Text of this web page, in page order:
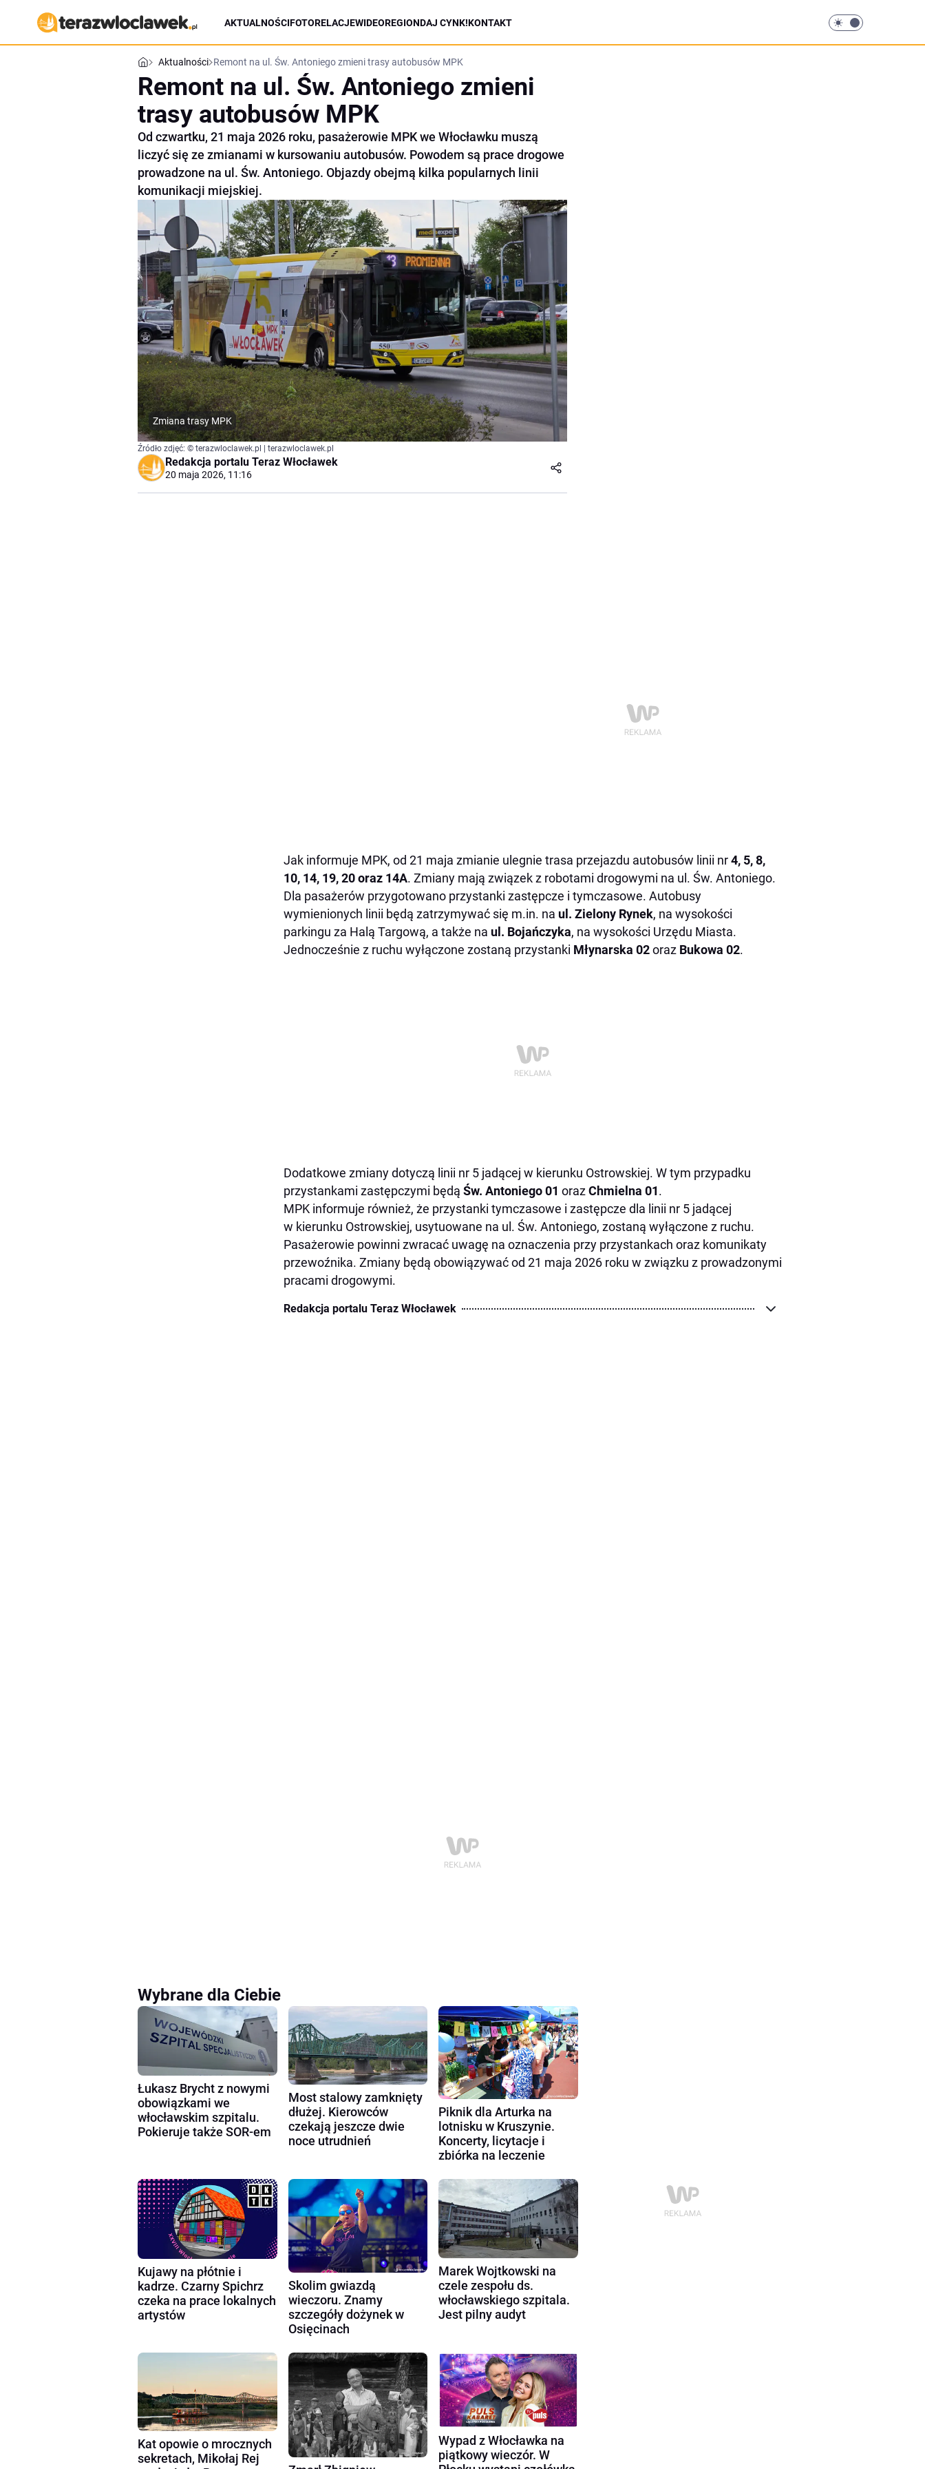
AKTUALNOŚCIFOTORELACJEWIDEOREGIONDAJ CYNK!KONTAKT
Aktualności Remont na ul. Św. Antoniego zmieni trasy autobusów MPK
Remont na ul. Św. Antoniego zmieni
trasy autobusów MPK
Od czwartku, 21 maja 2026 roku, pasażerowie MPK we Włocławku muszą
liczyć się ze zmianami w kursowaniu autobusów. Powodem są prace drogowe
prowadzone na ul. Św. Antoniego. Objazdy obejmą kilka popularnych linii
komunikacji miejskiej.
Zmiana trasy MPK
Źródło zdjęć: © terazwloclawek.pl | terazwloclawek.pl
Redakcja portalu Teraz Włocławek
20 maja 2026, 11:16
Jak informuje MPK, od 21 maja zmianie ulegnie trasa przejazdu autobusów linii nr4, 5, 8,
10, 14, 19, 20 oraz 14A. Zmiany mają związek z robotami drogowymi na ul. Św. Antoniego.
Dla pasażerów przygotowano przystanki zastępcze i tymczasowe. Autobusy
wymienionych linii będą zatrzymywać się m.in. na ul. Zielony Rynek, na wysokości
parkingu za Halą Targową, a także na ul. Bojańczyka, na wysokości Urzędu Miasta.
Jednocześnie z ruchu wyłączone zostaną przystanki Młynarska 02oraz Bukowa 02.
Dodatkowe zmiany dotyczą linii nr 5 jadącej w kierunku Ostrowskiej. W tym przypadku
przystankami zastępczymi będą Św. Antoniego 01 orazChmielna 01.
MPK informuje również, że przystanki tymczasowe i zastępcze dla linii nr 5 jadącej
w kierunku Ostrowskiej, usytuowane na ul. Św. Antoniego, zostaną wyłączone z ruchu.
Pasażerowie powinni zwracać uwagę na oznaczenia przy przystankach oraz komunikaty
przewoźnika. Zmiany będą obowiązywać od 21 maja 2026 roku w związku z prowadzonymi
pracami drogowymi.
Redakcja portalu Teraz Włocławek
Wybrane dla Ciebie
Łukasz Brycht z nowymi
obowiązkami we
włocławskim szpitalu.
Pokieruje także SOR-em
Most stalowy zamknięty
dłużej. Kierowców
czekają jeszcze dwie
noce utrudnień
Piknik dla Arturka na
lotnisku w Kruszynie.
Koncerty, licytacje i
zbiórka na leczenie
Kujawy na płótnie i
kadrze. Czarny Spichrz
czeka na prace lokalnych
artystów
Skolim gwiazdą
wieczoru. Znamy
szczegóły dożynek w
Osięcinach
Marek Wojtkowski na
czele zespołu ds.
włocławskiego szpitala.
Jest pilny audyt
Kat opowie o mrocznych
sekretach, Mikołaj Rej
Wypad z Włocławka na
piątkowy wieczór. W